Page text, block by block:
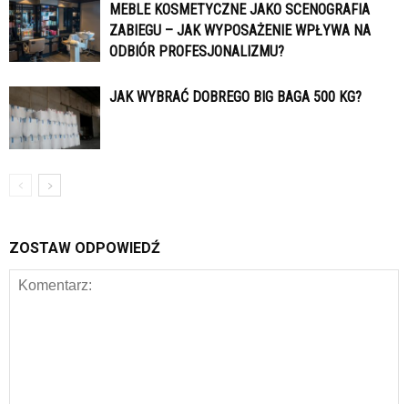
MEBLE KOSMETYCZNE JAKO SCENOGRAFIA
ZABIEGU – JAK WYPOSAŻENIE WPŁYWA NA
ODBIÓR PROFESJONALIZMU?
JAK WYBRAĆ DOBREGO BIG BAGA 500 KG?
ZOSTAW ODPOWIEDŹ